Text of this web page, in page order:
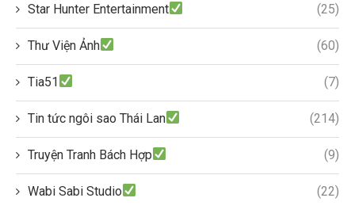
Star Hunter Entertainment (25)
Thư Viện Ảnh (60)
Tia51 (7)
Tin tức ngôi sao Thái Lan (214)
Truyện Tranh Bách Hợp (9)
Wabi Sabi Studio (22)